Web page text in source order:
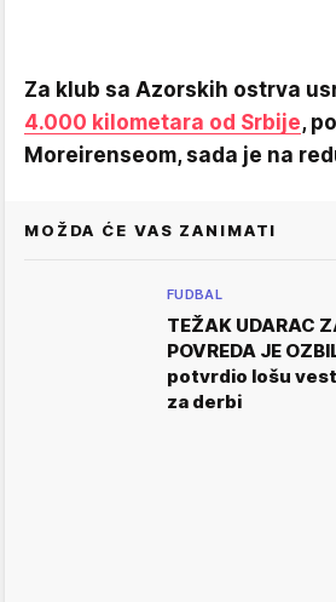
Za klub sa Azorskih ostrva
4.000 kilometara od Srbije,
Moreirenseom, sada je na
MOŽDA ĆE VAS ZANIMATI
FUDBAL
TEŽAK UDARAC
POVREDA JE
potvrdio lošu
za derbi